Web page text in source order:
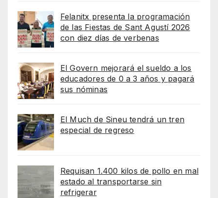
Felanitx presenta la programación
de las Fiestas de Sant Agustí 2026
con diez días de verbenas
El Govern mejorará el sueldo a los
educadores de 0 a 3 años y pagará
sus nóminas
El Much de Sineu tendrá un tren
especial de regreso
Requisan 1.400 kilos de pollo en mal
estado al transportarse sin
refrigerar